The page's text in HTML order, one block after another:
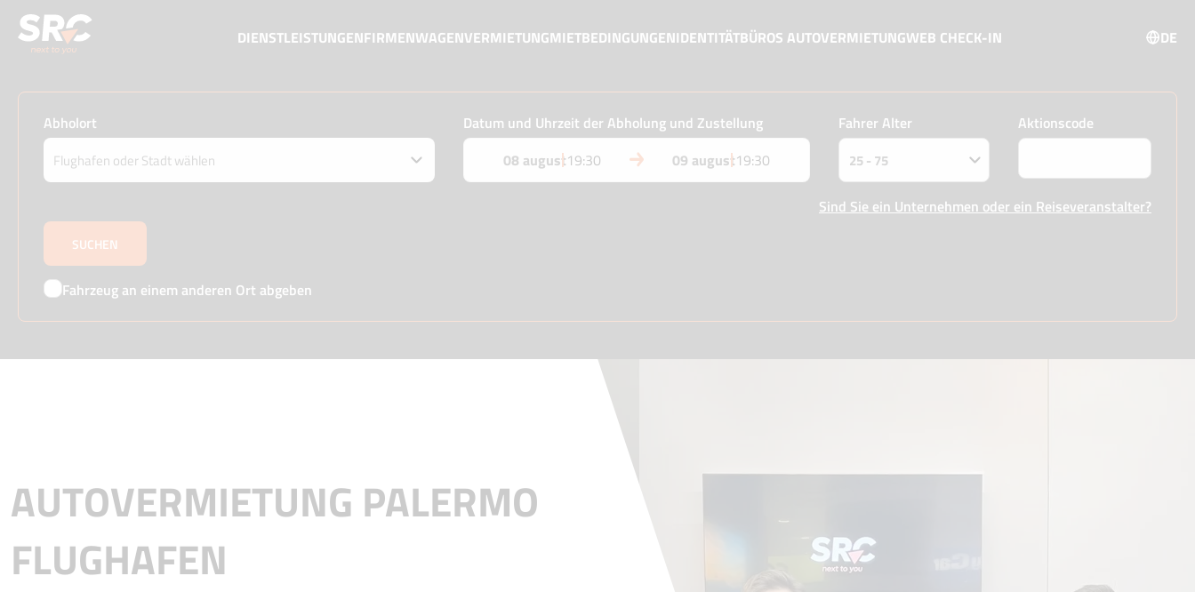
DIENSTLEISTUNGENFIRMENWAGENVERMIETUNGMIETBEDINGUNGENIDENTITÄTBÜROS AUTOVERMIETUNGWEB CHECK-IN DE
Abholort
Datum und Uhrzeit der Abholung und Zustellung
08 august19:30 09 august19:30
Fahrer Alter Aktionscode
Sind Sie ein Unternehmen oder ein Reiseveranstalter?
Fahrzeug an einem anderen Ort abgeben
AUTOVERMIETUNG PALERMO
FLUGHAFEN